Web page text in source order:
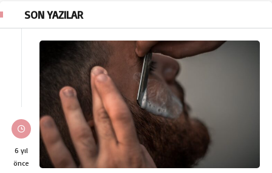
SON YAZILAR
6 yıl
önce